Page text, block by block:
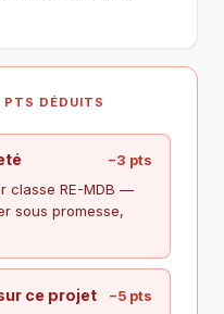
DÉDUITS
−3 pts
classe RE-MDB —
sous promesse,
ce projet −5 pts